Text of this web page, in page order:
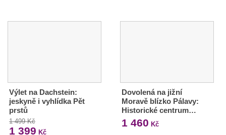
Výlet na Dachstein:
jeskyně i vyhlídka Pět
prstů
1 499 Kč
1 399 Kč
Dovolená na jižní
Moravě blízko Pálavy:
Historické centrum…
1 460 Kč